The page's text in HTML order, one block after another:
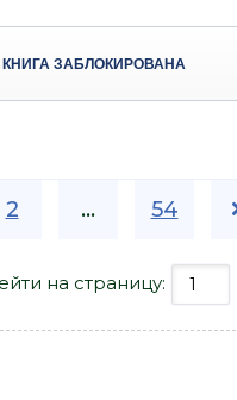
КНИГА ЗАБЛОКИРОВАНА
2 ... 54
на страницу: